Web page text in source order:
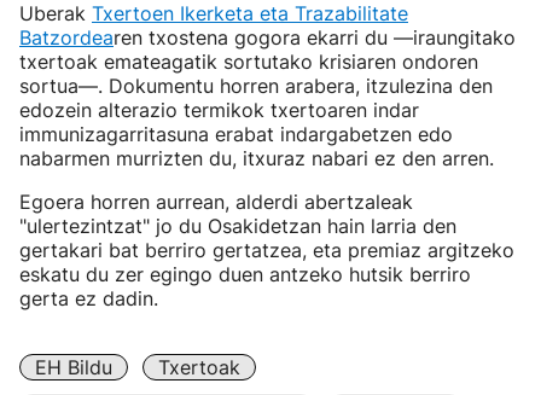
Uberak Txertoen Ikerketa eta Trazabilitate
Batzordearen txostena gogora ekarri du —iraungitako
txertoak emateagatik sortutako krisiaren ondoren
sortua—. Dokumentu horren arabera, itzulezina den
edozein alterazio termikok txertoaren indar
immunizagarritasuna erabat indargabetzen edo
nabarmen murrizten du, itxuraz nabari ez den arren.
Egoera horren aurrean, alderdi abertzaleak
"ulertezintzat" jo du Osakidetzan hain larria den
gertakari bat berriro gertatzea, eta premiaz argitzeko
eskatu du zer egingo duen antzeko hutsik berriro
gerta ez dadin.
EH Bildu
Txertoak